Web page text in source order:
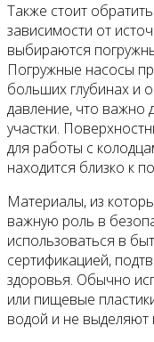
Также стоит
зависимости от
выбираются
Погружные насосы
больших глубинах и
давление, что важно
участки.
для работы с
находится близко к
Материалы, из
важную роль в
использоваться в
сертификацией,
здоровья. Обычно
или пищевые
водой и не выделяют